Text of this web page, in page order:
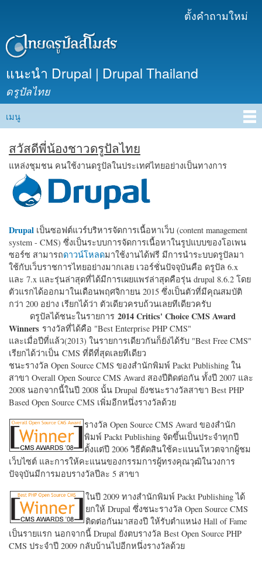
เนื้อหา
ตั้งคำถามใหม่
แนะนำ Drupal | Drupal Thailand
ดรูปัลไทย
Main menu
เมนู
สวัสดีพี่น้องชาวดรูปัลไทย
แหล่งชุมชน คนใช้งานดรูปัลในประเทศไทยอย่างเป็นทางการ
Drupal เป็นซอฟต์แวร์บริหารจัดการเนื้อหาเว็บ (content management
system - CMS) ซึ่งเป็นระบบการจัดการเนื้อหาในรูปแบบของโอเพน
ซอร์ซ สามารถดาวน์โหลดมาใช้งานได้ฟรี มีการนำระบบดรูปัลมา
ใช้กับเว็บราชการไทยอย่างมากเลย เวอร์ชั่นปัจจุบันคือ ดรูปัล 6.x
และ 7.x และรุ่นล่าสุดที่ได้มีการเผยแพร่ล่าสุดคือรุ่น drupal 8.6.2 โดย
ตัวแรกได้ออกมาในเดือนพฤศจิกายน 2015 ซึ่งเป็นตัวที่มีคุณสมบัติ
กว่า 200 อย่าง เรียกได้ว่า ตัวเดียวครบถ้วนเลยทีเดียวครับ
ดรูปัลได้ชนะในรายการ 2014 Critics' Choice CMS Award
Winners รางวัลที่ได้คือ "Best Enterprise PHP CMS"
และเมื่อปีที่แล้ว(2013) ในรายการเดียวกันก็ยังได้รับ "Best Free CMS"
เรียกได้ว่าเป็น CMS ที่ดีที่สุดเลยทีเดียว
ชนะรางวัล Open Source CMS ของสำนักพิมพ์ Packt Publishing ใน
สาขา Overall Open Source CMS Award สองปีติดต่อกัน ทั้งปี 2007 และ
2008 นอกจากนี้ในปี 2008 นั้น Drupal ยังชนะรางวัลสาขา Best PHP
Based Open Source CMS เพิ่มอีกหนึ่งรางวัลด้วย
รางวัล Open Source CMS Award ของสำนัก
พิมพ์ Packt Publishing จัดขึ้นเป็นประจำทุกปี
ตั้งแต่ปี 2006 วิธีตัดสินใช้คะแนนโหวตจากผู้ชม
เว็บไซต์ และการให้คะแนนของกรรมการผู้ทรงคุณวุฒิในวงการ
ปัจจุบันมีการมอบรางวัลปีละ 5 สาขา
ในปี 2009 ทางสำนักพิมพ์ Packt Publishing ได้
ยกให้ Drupal ซึ่งชนะรางวัล Open Source CMS
ติดต่อกันมาสองปี ให้รับตำแหน่ง Hall of Fame
เป็นรายแรก นอกจากนี้ Drupal ยังตบรางวัล Best Open Source PHP
CMS ประจำปี 2009 กลับบ้านไปอีกหนึ่งรางวัลด้วย